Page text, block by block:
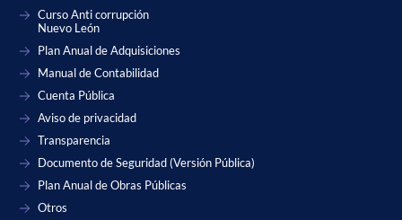
Curso Anti corrupción
Nuevo León
Plan Anual de Adquisiciones
Manual de Contabilidad
Cuenta Pública
Aviso de privacidad
Transparencia
Documento de Seguridad (Versión Pública)
Plan Anual de Obras Públicas
Otros